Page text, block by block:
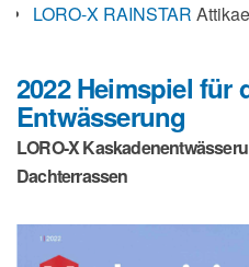
LORO-X RAINSTAR
2022 Heimspiel für
Entwässerung
LORO-X
Dachterrassen